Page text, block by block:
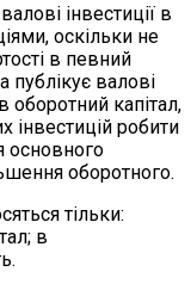
інвестиції в
оскільки не
в певний
публікує валові
оборотний капітал,
інвестицій робити
основного
оборотного.
тільки:
в